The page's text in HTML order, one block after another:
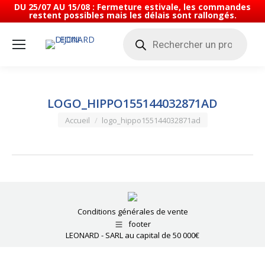
DU 25/07 AU 15/08 : Fermeture estivale, les commandes
restent possibles mais les délais sont rallongés.
produits
LOGO_HIPPO155144032871AD
Vous êtes ici :
Accueil logo_hippo155144032871ad
Conditions générales de vente
footer
LEONARD - SARL au capital de 50 000€